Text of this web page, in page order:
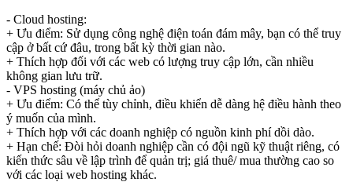
- Cloud hosting:
+ Ưu điểm: Sử dụng công nghệ điện toán đám mây, bạn có thể truy
cập ở bất cứ đâu, trong bất kỳ thời gian nào.
+ Thích hợp đối với các web có lượng truy cập lớn, cần nhiều
không gian lưu trữ.
- VPS hosting (máy chủ ảo)
+ Ưu điểm: Có thể tùy chỉnh, điều khiển dễ dàng hệ điều hành theo
ý muốn của mình.
+ Thích hợp với các doanh nghiệp có nguồn kinh phí dồi dào.
+ Hạn chế: Đòi hỏi doanh nghiệp cần có đội ngũ kỹ thuật riêng, có
kiến thức sâu về lập trình để quản trị; giá thuê/ mua thường cao so
với các loại web hosting khác.